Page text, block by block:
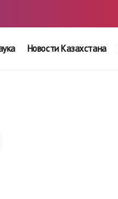
Новости Казахстана